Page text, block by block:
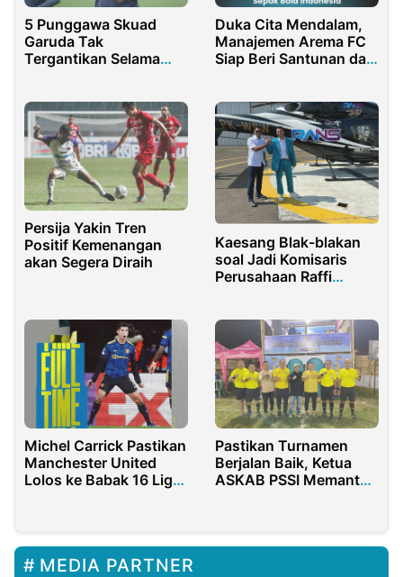
5 Punggawa Skuad
Garuda Tak
Tergantikan Selama
Duka Cita Mendalam,
Manajemen Arema FC
Siap Beri Santunan dan
Persija Yakin Tren
Positif Kemenangan
akan Segera Diraih
Kaesang Blak-blakan
soal Jadi Komisaris
Perusahaan Raffi
Michel Carrick Pastikan
Manchester United
Lolos ke Babak 16 Liga
Pastikan Turnamen
Berjalan Baik, Ketua
ASKAB PSSI Memantau
MEDIA PARTNER